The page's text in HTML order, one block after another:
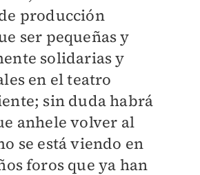
producción
ser pequeñas y
solidarias y
en el teatro
sin duda habrá
anhele volver al
se está viendo en
foros que ya han